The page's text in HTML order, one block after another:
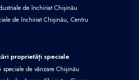
de închiriat Chișinău
de închiriat Chișinău, Centru
proprietăți speciale
speciale de vânzare Chișinău